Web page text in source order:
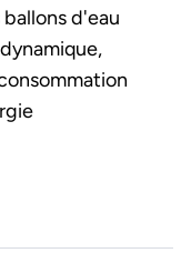
d'eau